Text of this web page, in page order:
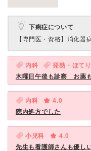
下痢症について
【専門医・資格】 消化器
内科 発熱・ほて
木曜日午後も診察 お薬
内科
4.0
院内処方でした
小児科
4.0
先生も看護師さんも優し